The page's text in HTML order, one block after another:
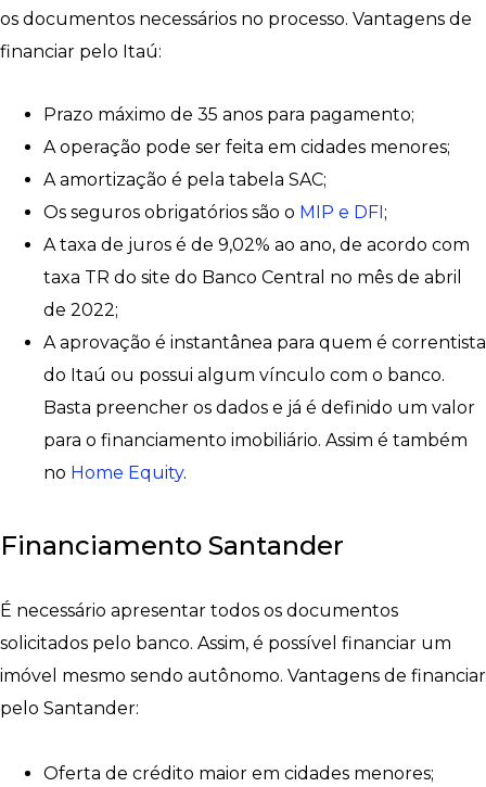
os documentos necessários no processo. Vantagens de
financiar pelo Itaú:
Prazo máximo de 35 anos para pagamento;
A operação pode ser feita em cidades menores;
A amortização é pela tabela SAC;
Os seguros obrigatórios são o MIP e DFI ;
A taxa de juros é de 9,02% ao ano, de acordo com
taxa TR do site do Banco Central no mês de abril
de 2022;
A aprovação é instantânea para quem é correntista
do Itaú ou possui algum vínculo com o banco.
Basta preencher os dados e já é definido um valor
para o financiamento imobiliário. Assim é também
no Home Equity.
Financiamento Santander
É necessário apresentar todos os documentos
solicitados pelo banco. Assim, é possível financiar um
imóvel mesmo sendo autônomo. Vantagens de financiar
pelo Santander:
Oferta de crédito maior em cidades menores;